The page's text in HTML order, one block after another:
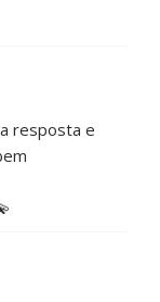
resposta e